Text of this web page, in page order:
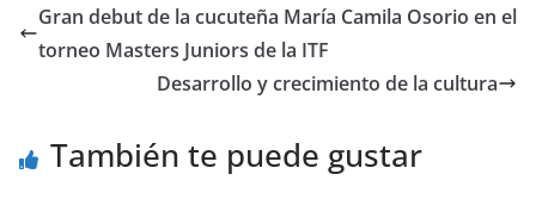
Gran debut de la cucuteña María Camila Osorio en el
torneo Masters Juniors de la ITF
Desarrollo y crecimiento de la cultura
También te puede gustar